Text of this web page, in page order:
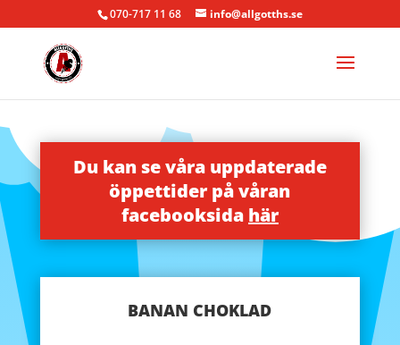
070-717 11 68 info@allgotths.se
Du kan se våra uppdaterade
öppettider på våran
facebooksida här
BANAN CHOKLAD